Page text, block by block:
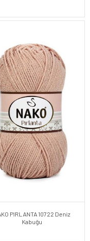
PIRLANTA 10722 Deniz
Kabuğu